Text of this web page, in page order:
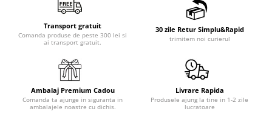
Transport gratuit
Comanda produse de peste 300 lei si
ai transport gratuit.
30 zile Retur Simplu&Rapid
trimitem noi curierul
Ambalaj Premium Cadou
Comanda ta ajunge in siguranta in
ambalajele noastre cu dichis.
Livrare Rapida
Produsele ajung la tine in 1-2 zile
lucratoare